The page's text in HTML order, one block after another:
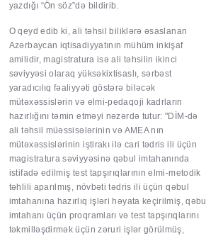
yazdığı “Ön söz”də bildirib.
O qeyd edib ki, ali təhsil biliklərə əsaslanan
Azərbaycan iqtisadiyyatının mühüm inkişaf
amilidir, magistratura isə ali təhsilin ikinci
səviyyəsi olaraq yüksəkixtisaslı, sərbəst
yaradıcılıq fəaliyyəti göstərə biləcək
mütəxəssislərin və elmi-pedaqoji kadrların
hazırlığını təmin etməyi nəzərdə tutur: "DİM-də
ali təhsil müəssisələrinin və AMEA nın
mütəxəssislərinin iştirakı ilə cari tədris ili üçün
magistratura səviyyəsinə qəbul imtahanında
istifadə edilmiş test tapşırıqlarının elmi-metodik
təhlili aparılmış, növbəti tədris ili üçün qəbul
imtahanına hazırlıq işləri həyata keçirilmiş, qəbul
imtahanı üçün proqramları və test tapşırıqlarını
təkmilləşdirmək üçün zəruri işlər görülmüş,